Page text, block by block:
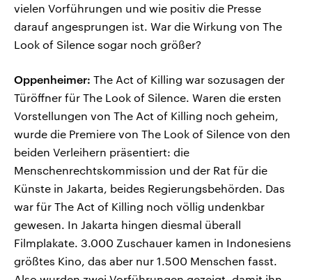
vielen Vorführungen und wie positiv die Presse
darauf angesprungen ist. War die Wirkung von The
Look of Silence sogar noch größer?
Oppenheimer: The Act of Killing war sozusagen der
Türöffner für The Look of Silence. Waren die ersten
Vorstellungen von The Act of Killing noch geheim,
wurde die Premiere von The Look of Silence von den
beiden Verleihern präsentiert: die
Menschenrechtskommission und der Rat für die
Künste in Jakarta, beides Regierungsbehörden. Das
war für The Act of Killing noch völlig undenkbar
gewesen. In Jakarta hingen diesmal überall
Filmplakate. 3.000 Zuschauer kamen in Indonesiens
größtes Kino, das aber nur 1.500 Menschen fasst.